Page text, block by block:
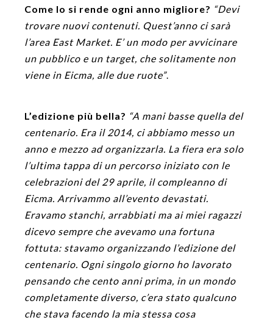
Come lo si rende ogni anno migliore? “Devi
trovare nuovi contenuti. Quest’anno ci sarà
l’area East Market. E’ un modo per avvicinare
un pubblico e un target, che solitamente non
viene in Eicma, alle due ruote”.
L’edizione più bella? “A mani basse quella del
centenario. Era il 2014, ci abbiamo messo un
anno e mezzo ad organizzarla. La fiera era solo
l’ultima tappa di un percorso iniziato con le
celebrazioni del 29 aprile, il compleanno di
Eicma. Arrivammo all’evento devastati.
Eravamo stanchi, arrabbiati ma ai miei ragazzi
dicevo sempre che avevamo una fortuna
fottuta: stavamo organizzando l’edizione del
centenario. Ogni singolo giorno ho lavorato
pensando che cento anni prima, in un mondo
completamente diverso, c’era stato qualcuno
che stava facendo la mia stessa cosa